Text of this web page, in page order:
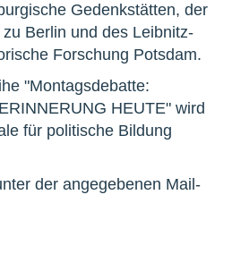
Gedenkstätten, der
Berlin und des Leibnitz-
Forschung Potsdam.
"Montagsdebatte:
HEUTE" wird
für politische Bildung
der angegebenen Mail-